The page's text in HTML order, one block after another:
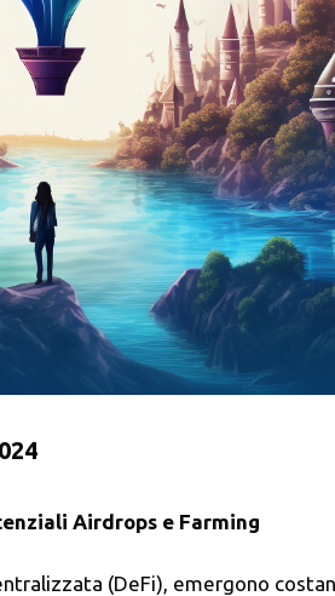
Airdrops e Farming
(DeFi), emergono